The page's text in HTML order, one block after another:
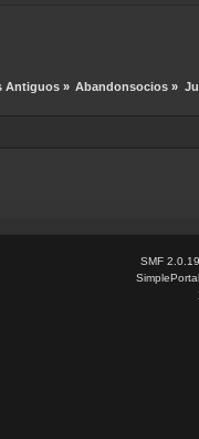
Antiguos» Abandonsocios »
SMF 2.0.19